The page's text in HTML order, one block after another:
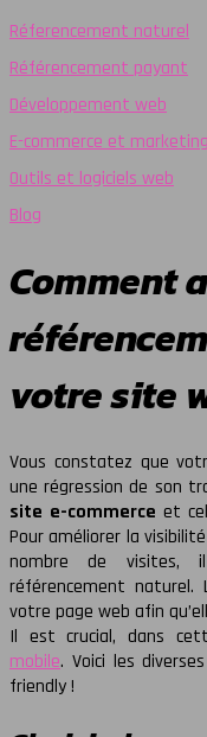
Réferencement naturel
Référencement payant
Développement web
E-commerce et marketing
Outils et logiciels web
Blog
Comment
votre site
Vous constatez que
une régression de son
site e-commerce et
Pour améliorer la
nombre de visites,
référencement naturel.
votre page web afin
Il est crucial, dans
mobile. Voici les
friendly !